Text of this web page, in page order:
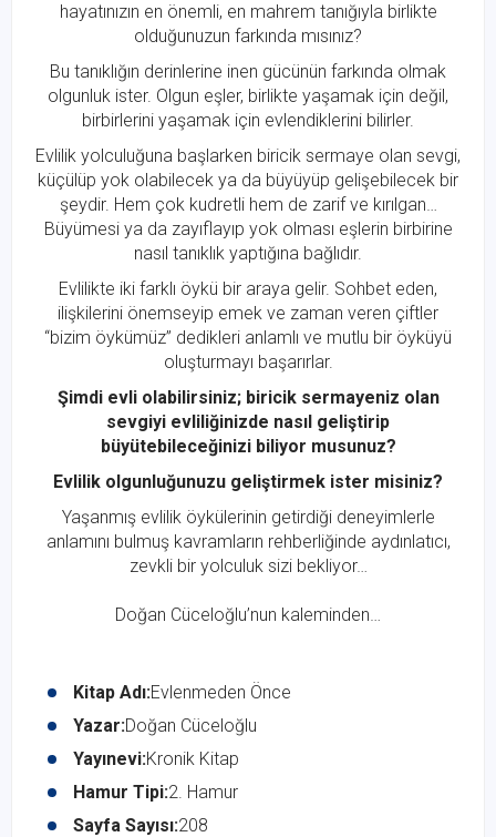
hayatınızın en önemli, en mahrem tanığıyla birlikte
olduğunuzun farkında mısınız?
Bu tanıklığın derinlerine inen gücünün farkında olmak
olgunluk ister. Olgun eşler, birlikte yaşamak için değil,
birbirlerini yaşamak için evlendiklerini bilirler.
Evlilik yolculuğuna başlarken biricik sermaye olan sevgi,
küçülüp yok olabilecek ya da büyüyüp gelişebilecek bir
şeydir. Hem çok kudretli hem de zarif ve kırılgan…
Büyümesi ya da zayıflayıp yok olması eşlerin birbirine
nasıl tanıklık yaptığına bağlıdır.
Evlilikte iki farklı öykü bir araya gelir. Sohbet eden,
ilişkilerini önemseyip emek ve zaman veren çiftler
“bizim öykümüz” dedikleri anlamlı ve mutlu bir öyküyü
oluşturmayı başarırlar.
Şimdi evli olabilirsiniz; biricik sermayeniz olan
sevgiyi evliliğinizde nasıl geliştirip
büyütebileceğinizi biliyor musunuz?
Evlilik olgunluğunuzu geliştirmek ister misiniz?
Yaşanmış evlilik öykülerinin getirdiği deneyimlerle
anlamını bulmuş kavramların rehberliğinde aydınlatıcı,
zevkli bir yolculuk sizi bekliyor…
Doğan Cüceloğlu’nun kaleminden…
Kitap Adı:Evlenmeden Önce
Yazar:Doğan Cüceloğlu
Yayınevi:Kronik Kitap
Hamur Tipi:2. Hamur
Sayfa Sayısı:208